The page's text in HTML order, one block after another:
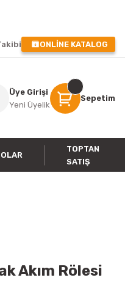
ONLİNE KATALOG
Üye Girişi
Yeni Üyelik
Sepetim
TOPTAN
SATIŞ
Akım Rölesi